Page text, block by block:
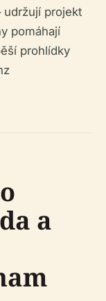
udržují projekt
pomáhají
prohlídky
a